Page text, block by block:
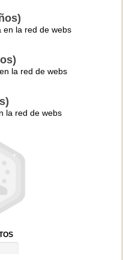
en la red de webs
la red de webs
la red de webs